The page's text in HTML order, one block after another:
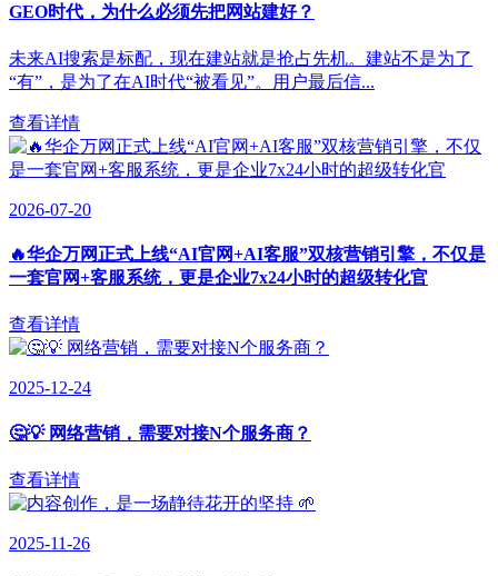
GEO时代，为什么必须先把网站建好？
未来AI搜索是标配，现在建站就是抢占先机。建站不是为了
“有”，是为了在AI时代“被看见”。用户最后信...
查看详情
2026-07-20
🔥华企万网正式上线“AI官网+AI客服”双核营销引擎，不仅是
一套官网+客服系统，更是企业7x24小时的超级转化官
查看详情
2025-12-24
🤔💡 网络营销，需要对接N个服务商？
查看详情
2025-11-26